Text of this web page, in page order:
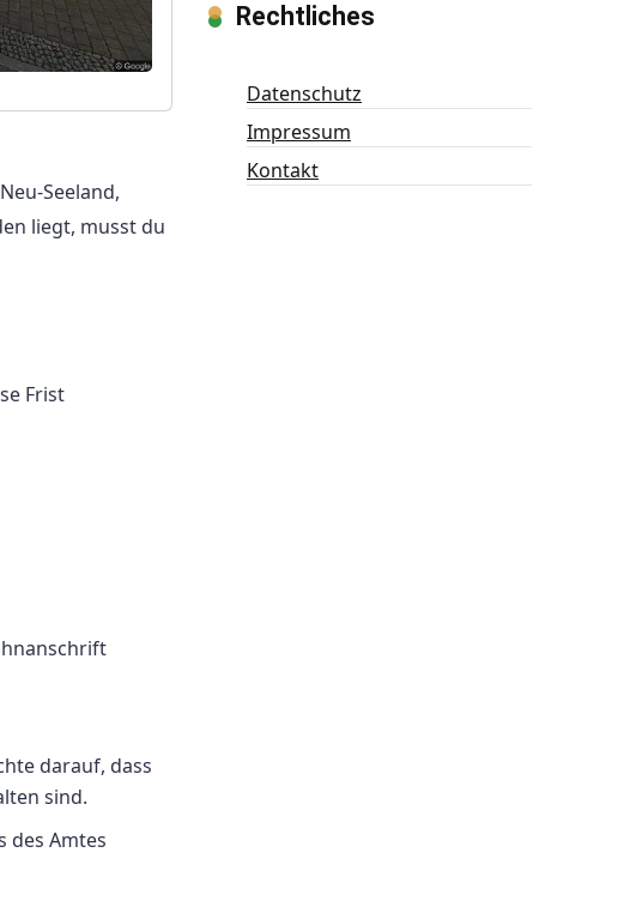
Seeland,
liegt, musst du
Frist
darauf, dass
sind.
des Amtes
Rechtliches
Datenschutz
Impressum
Kontakt